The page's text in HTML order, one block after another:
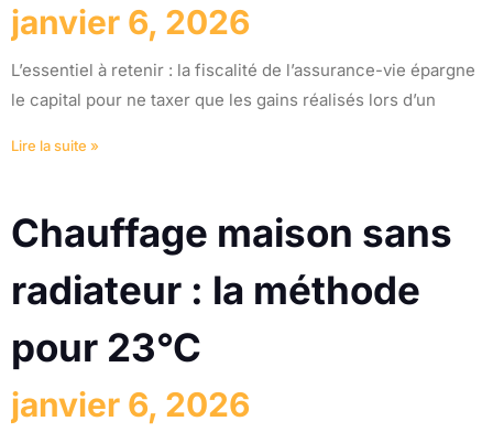
janvier 6, 2026
L’essentiel à retenir : la fiscalité de l’assurance-vie épargne
le capital pour ne taxer que les gains réalisés lors d’un
Lire la suite »
Chauffage maison sans
radiateur : la méthode
pour 23°C
janvier 6, 2026